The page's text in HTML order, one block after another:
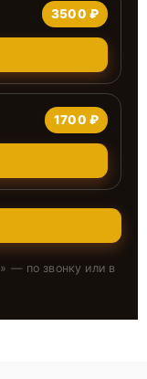
3500 ₽
1700 ₽
» — по звонку или в